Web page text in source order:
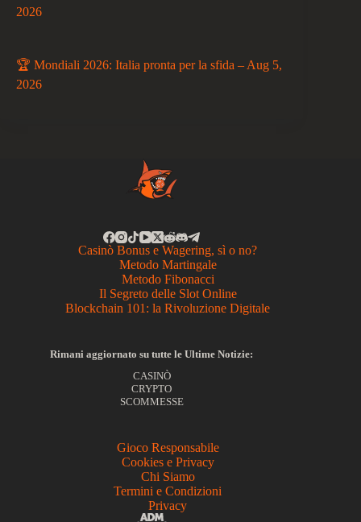
2026
🏆 Mondiali 2026: Italia pronta per la sfida – Aug 5,
2026
Casinò Bonus e Wagering, sì o no?
Metodo Martingale
Metodo Fibonacci
Il Segreto delle Slot Online
Blockchain 101: la Rivoluzione Digitale
Rimani aggiornato su tutte le Ultime Notizie:
CASINÒ
CRYPTO
SCOMMESSE
Gioco Responsabile
Cookies e Privacy
Chi Siamo
Termini e Condizioni
Privacy